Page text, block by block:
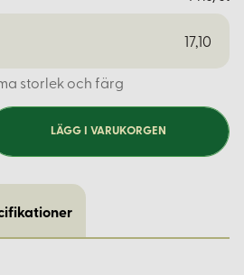
17,10
storlek och färg
LÄGG I VARUKORGEN